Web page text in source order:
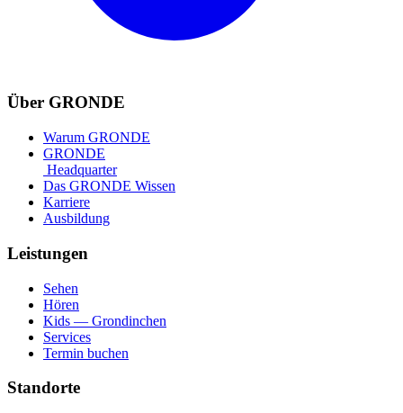
Über GRONDE
Warum GRONDE
GRONDE
Headquarter
Das GRONDE Wissen
Karriere
Ausbildung
Leistungen
Sehen
Hören
Kids — Grondinchen
Services
Termin buchen
Standorte